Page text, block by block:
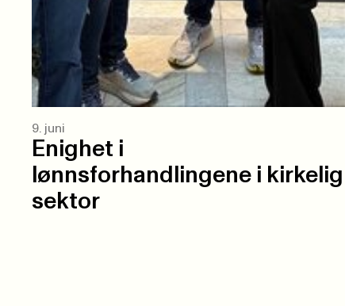
9. juni
Enighet i
lønnsforhandlingene i kirkelig
sektor